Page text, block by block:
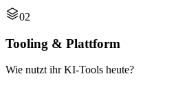
02
Tooling & Plattform
Wie nutzt ihr KI-Tools heute?